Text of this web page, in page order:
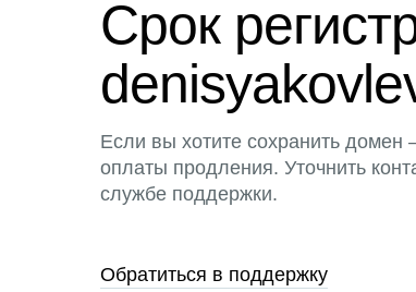
Срок
Если вы хотите сохранить домен
оплаты продления. Уточнить
службе поддержки.
Обратиться в поддержку